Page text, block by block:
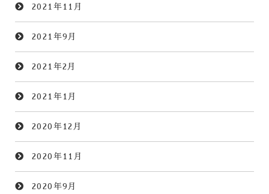
2021年11月
2021年9月
2021年2月
2021年1月
2020年12月
2020年11月
2020年9月